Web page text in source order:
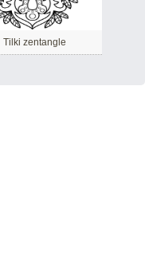
Tilki zentangle